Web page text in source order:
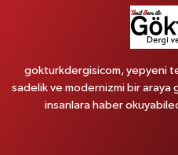
gokturkdergisicom, yepyeni
sadelik ve modernizmi bir araya
insanlara haber